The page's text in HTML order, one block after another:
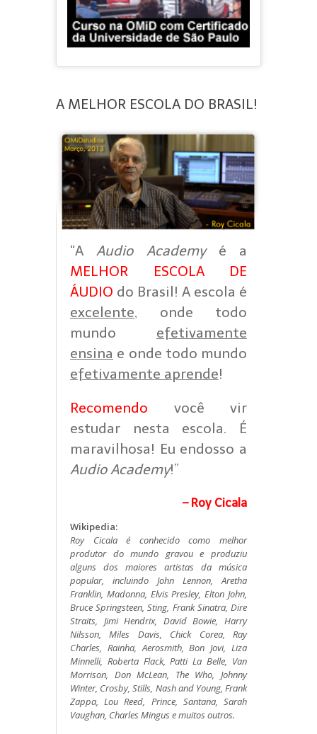
A MELHOR ESCOLA DO BRASIL!
“AAudio Academyé a
MELHOR ESCOLA DE
ÁUDIO do Brasil! A escola é
excelente, onde todo
mundo efetivamente
ensina e onde todo mundo
efetivamente aprende!
Recomendo você vir
estudar nesta escola. É
maravilhosa! Eu endosso a
Audio Academy!”
– Roy Cicala
Wikipedia:
Roy Cicala é conhecido como melhor
produtor do mundo gravou e produziu
alguns dos maiores artistas da música
popular, incluindo John Lennon, Aretha
Franklin, Madonna, Elvis Presley, Elton John,
Bruce Springsteen, Sting, Frank Sinatra, Dire
Straits, Jimi Hendrix, David Bowie, Harry
Nilsson, Miles Davis, Chick Corea, Ray
Charles, Rainha, Aerosmith, Bon Jovi, Liza
Minnelli, Roberta Flack, Patti La Belle, Van
Morrison, Don McLean, The Who, Johnny
Winter, Crosby, Stills, Nash and Young, Frank
Zappa, Lou Reed, Prince, Santana, Sarah
Vaughan, Charles Mingus e muitos outros.